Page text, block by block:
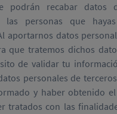
podrán recabar datos
las personas que
aportarnos datos
que tratemos dichos
de validar tu
personales de
y haber obtenido
tratados con las